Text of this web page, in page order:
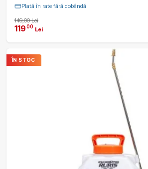
Plată în rate fără dobândă
149,00 Lei
11900 Lei
ÎN STOC